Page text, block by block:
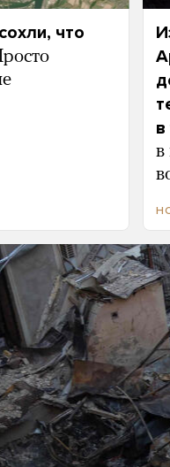
что
в
в